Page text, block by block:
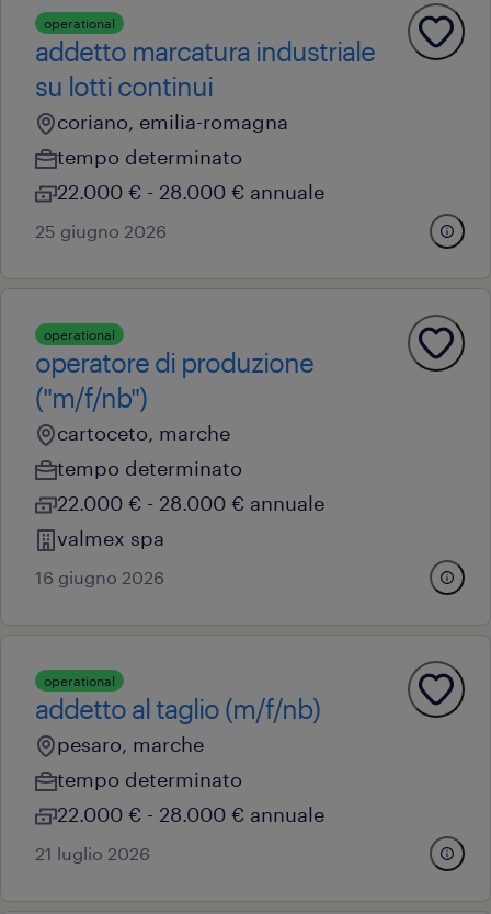
operational
addetto marcatura industriale
su lotti continui
coriano, emilia-romagna
tempo determinato
22.000 € - 28.000 € annuale
25 giugno 2026
operational
operatore di produzione
("m/f/nb")
cartoceto, marche
tempo determinato
22.000 € - 28.000 € annuale
valmex spa
16 giugno 2026
operational
addetto al taglio (m/f/nb)
pesaro, marche
tempo determinato
22.000 € - 28.000 € annuale
21 luglio 2026